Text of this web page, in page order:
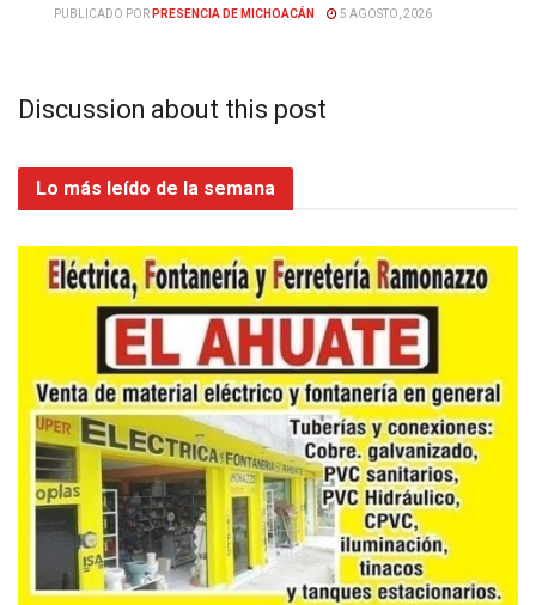
PUBLICADO POR PRESENCIA DE MICHOACÁN 5 AGOSTO, 2026
Discussion about this post
Lo más leído de la semana